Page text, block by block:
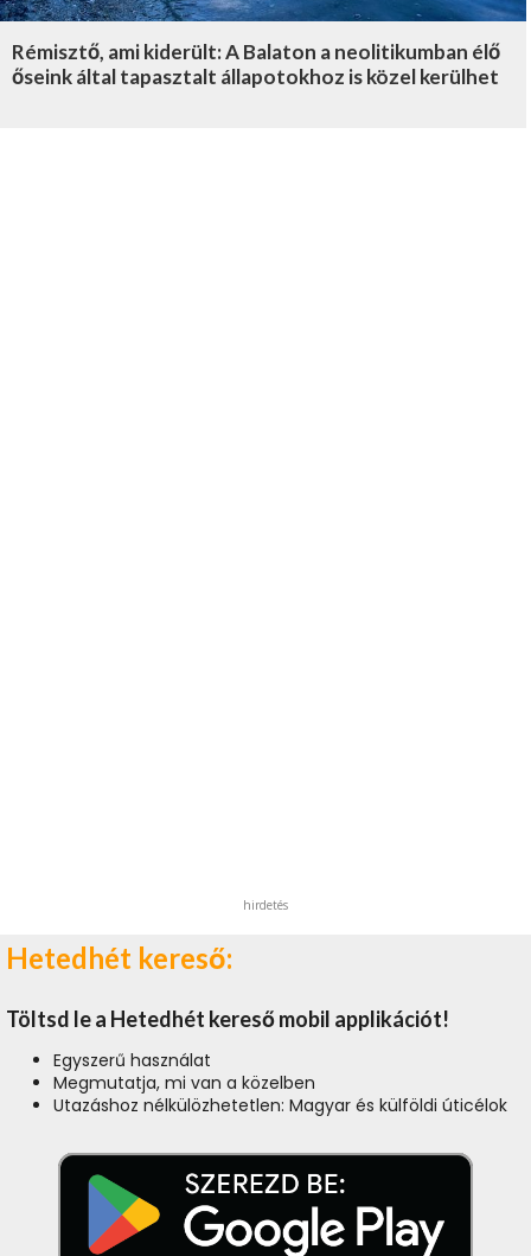
Rémisztő, ami kiderült: A Balaton a neolitikumban élő
őseink által tapasztalt állapotokhoz is közel kerülhet
hirdetés
Hetedhét kereső:
Töltsd le a Hetedhét kereső mobil applikációt!
Egyszerű használat
Megmutatja, mi van a közelben
Utazáshoz nélkülözhetetlen: Magyar és külföldi úticélok